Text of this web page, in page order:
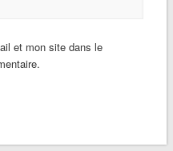
et mon site dans le